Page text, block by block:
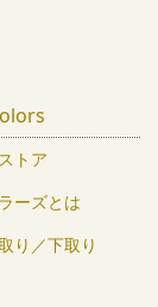
トア
ーズとは
り／下取り